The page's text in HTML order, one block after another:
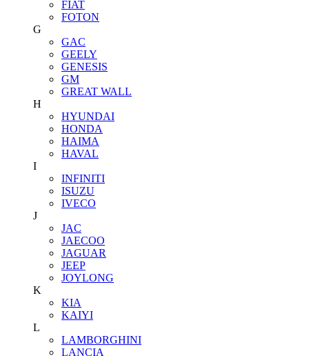
FIAT
FOTON
G
GAC
GEELY
GENESIS
GM
GREAT WALL
H
HYUNDAI
HONDA
HAIMA
HAVAL
I
INFINITI
ISUZU
IVECO
J
JAC
JAECOO
JAGUAR
JEEP
JOYLONG
K
KIA
KAIYI
L
LAMBORGHINI
LANCIA